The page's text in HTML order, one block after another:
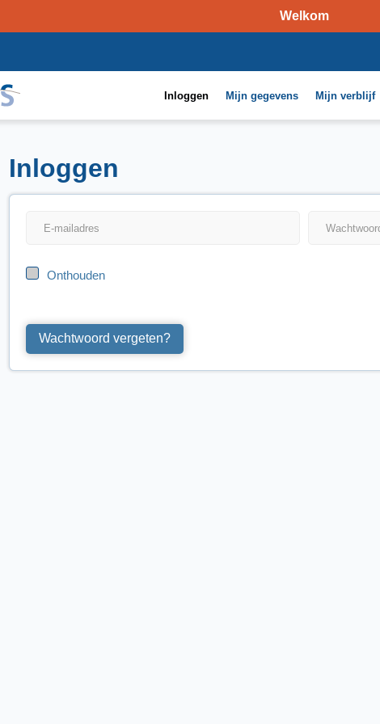
Welkom
Inloggen Mijn gegevens Mijn verblijf
Inloggen
Onthouden
Wachtwoord vergeten?